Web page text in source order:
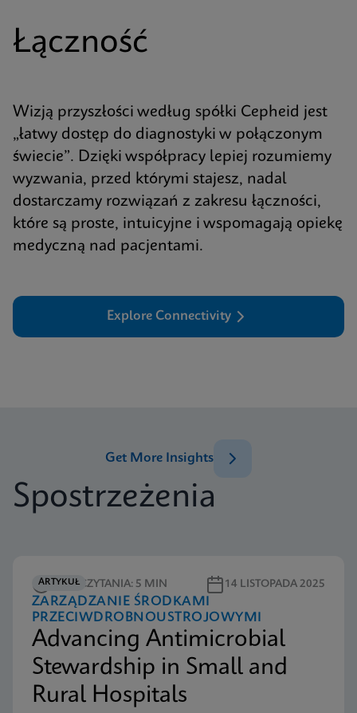
Łączność
Wizją przyszłości według spółki Cepheid jest
„łatwy dostęp do diagnostyki w połączonym
świecie”. Dzięki współpracy lepiej rozumiemy
wyzwania, przed którymi stajesz, nadal
dostarczamy rozwiązań z zakresu łączności,
które są proste, intuicyjne i wspomagają opiekę
medyczną nad pacjentami.
Explore Connectivity
Spostrzeżenia
Get More Insights
ARTYKUŁ
CZAS CZYTANIA: 5 MIN 14 LISTOPADA 2025
ZARZĄDZANIE ŚRODKAMI
PRZECIWDROBNOUSTROJOWYMI
Advancing Antimicrobial
Stewardship in Small and
Rural Hospitals